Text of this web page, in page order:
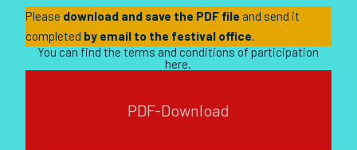
Please download and save the PDF file and send it
completed by email to the festival office.
You can find the terms and conditions of participation
here.
PDF-Download